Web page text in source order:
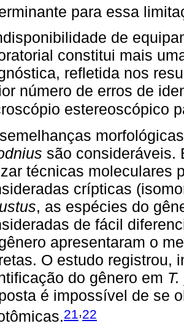
para essa
de
constitui mais
refletida nos
número de erros de
estereoscópico
são consideráveis.
técnicas moleculares
crípticas
, as espécies do
de fácil
apresentaram o
O estudo registrou,
do gênero em
é impossível de se
21,22